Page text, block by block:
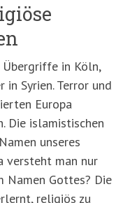
Übergriffe in Köln,
in Syrien. Terror und
Europa
Die islamistischen
unseres
versteht man nur
Namen Gottes? Die
religiös zu